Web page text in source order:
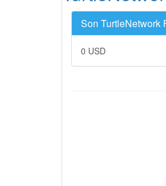
Son TurtleNetwork
0 USD